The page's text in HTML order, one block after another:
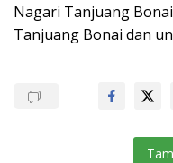
Nagari Tanjuang
Tanjuang Bonai dan